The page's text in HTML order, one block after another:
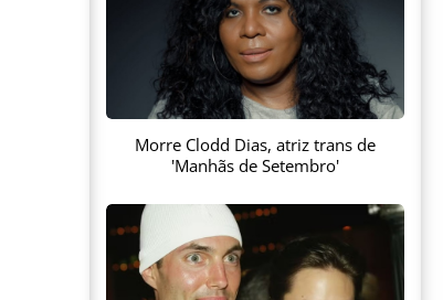
Morre Clodd Dias, atriz trans de
'Manhãs de Setembro'